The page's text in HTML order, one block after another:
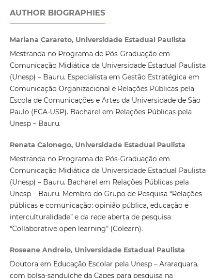
AUTHOR BIOGRAPHIES
Mariana Carareto, Universidade Estadual Paulista
Mestranda no Programa de Pós-Graduação em
Comunicação Midiática da Universidade Estadual Paulista
(Unesp) – Bauru. Especialista em Gestão Estratégica em
Comunicação Organizacional e Relações Públicas pela
Escola de Comunicações e Artes da Universidade de São
Paulo (ECA-USP). Bacharel em Relações Públicas pela
Unesp – Bauru.
Renata Calonego, Universidade Estadual Paulista
Mestranda no Programa de Pós-Graduação em
Comunicação Midiática da Universidade Estadual Paulista
(Unesp) – Bauru. Bacharel em Relações Públicas pela
Unesp – Bauru. Membro do Grupo de Pesquisa “Relações
públicas e comunicação: opinião pública, educação e
interculturalidade” e da rede aberta de pesquisa
“Collaborative open learning” (Colearn).
Roseane Andrelo, Universidade Estadual Paulista
Doutora em Educação Escolar pela Unesp – Araraquara,
com bolsa-sanduíche da Capes para pesquisa na